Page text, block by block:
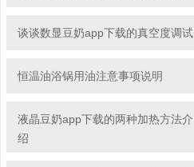
谈谈数显豆奶app下载的真空度调试
恒温油浴锅用油注意事项说明
液晶豆奶app下载的两种加热方法介
绍